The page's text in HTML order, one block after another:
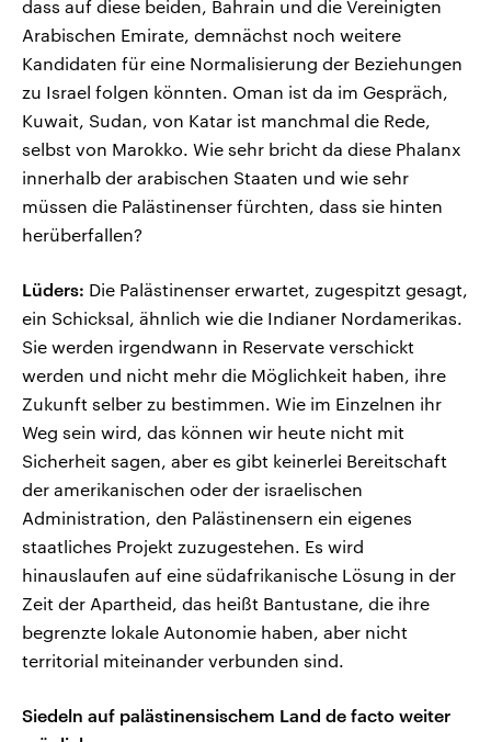
dass auf diese beiden, Bahrain und die Vereinigten
Arabischen Emirate, demnächst noch weitere
Kandidaten für eine Normalisierung der Beziehungen
zu Israel folgen könnten. Oman ist da im Gespräch,
Kuwait, Sudan, von Katar ist manchmal die Rede,
selbst von Marokko. Wie sehr bricht da diese Phalanx
innerhalb der arabischen Staaten und wie sehr
müssen die Palästinenser fürchten, dass sie hinten
herüberfallen?
Lüders: Die Palästinenser erwartet, zugespitzt gesagt,
ein Schicksal, ähnlich wie die Indianer Nordamerikas.
Sie werden irgendwann in Reservate verschickt
werden und nicht mehr die Möglichkeit haben, ihre
Zukunft selber zu bestimmen. Wie im Einzelnen ihr
Weg sein wird, das können wir heute nicht mit
Sicherheit sagen, aber es gibt keinerlei Bereitschaft
der amerikanischen oder der israelischen
Administration, den Palästinensern ein eigenes
staatliches Projekt zuzugestehen. Es wird
hinauslaufen auf eine südafrikanische Lösung in der
Zeit der Apartheid, das heißt Bantustane, die ihre
begrenzte lokale Autonomie haben, aber nicht
territorial miteinander verbunden sind.
Siedeln auf palästinensischem Land de facto weiter